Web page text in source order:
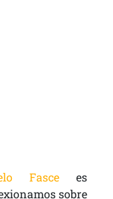
Fasce es
sobre